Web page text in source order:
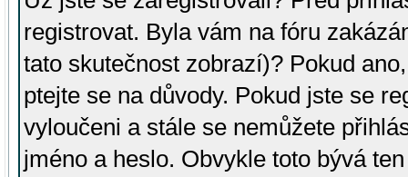
registrovat. Byla vám na fóru
tato skutečnost zobrazí)? Pokud
ptejte se na důvody. Pokud jste se
vyloučeni a stále se nemůžete
jméno a heslo. Obvykle toto bývá